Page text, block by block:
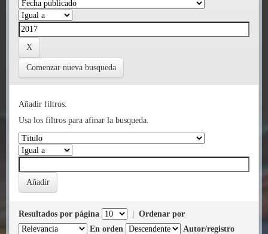
Comenzar nueva busqueda
Añadir filtros:
Usa los filtros para afinar la busqueda.
Resultados por página
Ordenar por
En orden
Autor/registro